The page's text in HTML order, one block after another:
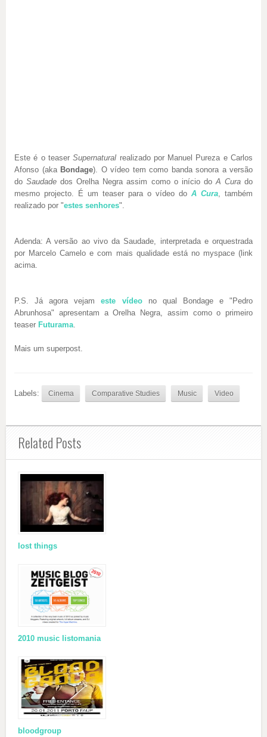
Este é o teaserSupernatural realizado por Manuel Pureza e Carlos
Afonso (aka Bondage). O vídeo tem como banda sonora a versão
doSaudade dos Orelha Negra assim como o início doA Curado
mesmo projecto. É um teaser para o vídeo do A Cura, também
realizado por "estes senhores".
Adenda: A versão ao vivo da Saudade, interpretada e orquestrada
por Marcelo Camelo e com mais qualidade está no myspace (link
acima.
P.S. Já agora vejameste vídeono qual Bondage e "Pedro
Abrunhosa" apresentam a Orelha Negra, assim como o primeiro
teaser Futurama.
Mais um superpost.
Labels: Cinema Comparative Studies Music Video
Related Posts
lost things
2010 music listomania
bloodgroup